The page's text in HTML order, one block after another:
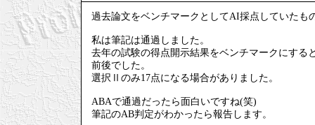
過去論文をベンチマークとしてAI採点していたも
私は筆記は通過しました。
去年の試験の得点開示結果をベンチマークにす
前後でした。
選択Ⅱのみ17点になる場合がありました。
ABAで通過だったら面白いですね(笑)
筆記のAB判定がわかったら報告します。